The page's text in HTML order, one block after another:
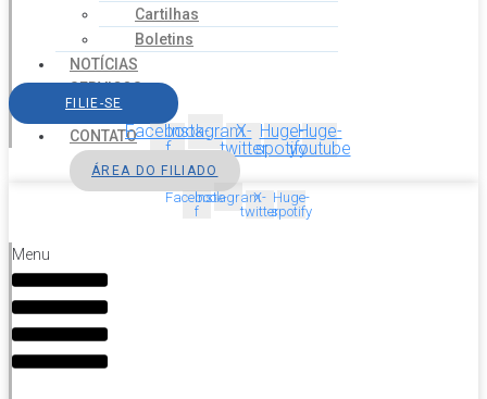
Cartilhas
Boletins
NOTÍCIAS
SERVIÇOS
AGENDA
CONTATO
FILIE-SE
Facebook-
f
InstagramX-
twitter
Huge-
spotify
Huge-
youtube
ÁREA DO FILIADO
Facebook-
f
InstagramX-
twitter
Huge-
spotify
Menu